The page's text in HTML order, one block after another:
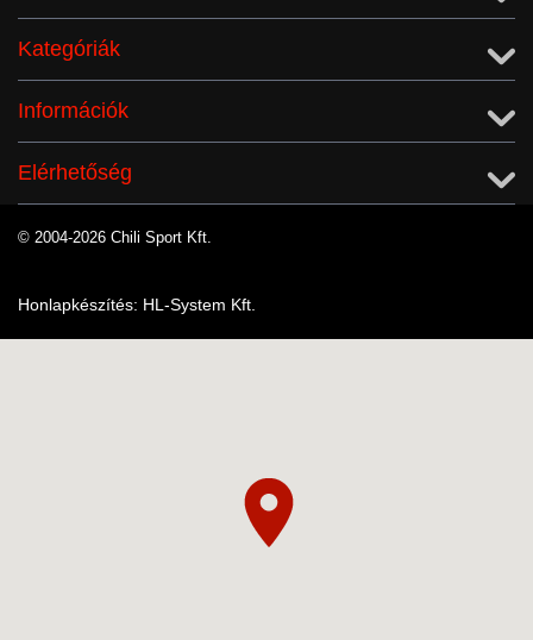
Kategóriák
Információk
Elérhetőség
© 2004-2026 Chili Sport Kft.
Honlapkészítés: HL-System Kft.